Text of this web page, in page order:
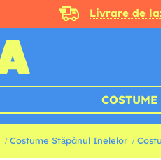
Livrare de la:
COSTUME
Costume Stăpânul Inelelor